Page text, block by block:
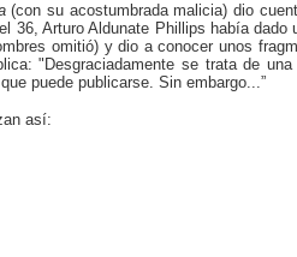
(con su acostumbrada malicia) dio
Arturo Aldunate Phillips había
omitió) y dio a conocer unos
"Desgraciadamente se trata de
puede publicarse. Sin embargo...”
así: